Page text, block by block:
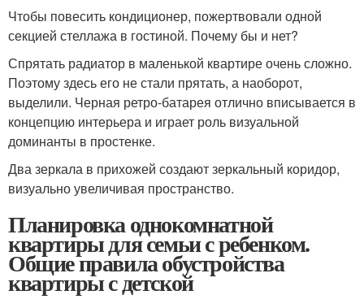
Чтобы повесить кондиционер, пожертвовали одной
секцией стеллажа в гостиной. Почему бы и нет?
Спрятать радиатор в маленькой квартире очень сложно.
Поэтому здесь его не стали прятать, а наоборот,
выделили. Черная ретро-батарея отлично вписывается в
концепцию интерьера и играет роль визуальной
доминанты в простенке.
Два зеркала в прихожей создают зеркальный коридор,
визуально увеличивая пространство.
Планировка однокомнатной
квартиры для семьи с ребенком.
Общие правила обустройства
квартиры с детской